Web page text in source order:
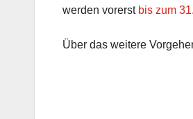
werden vorerst bis zum
Über das weitere